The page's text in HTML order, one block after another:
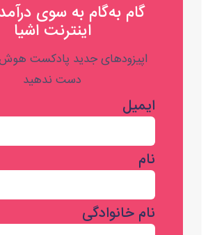
گام به‌گام به‌ سوی
اینترنت اشیا
اپیزودهای جدید پادکست هوش
دست ندهید
ایمیل
نام
نام خانوادگی